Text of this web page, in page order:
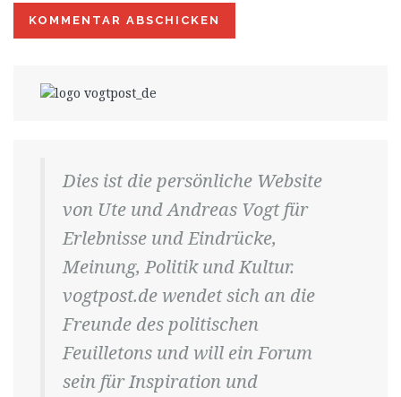
Dies ist die persönliche Website
von Ute und Andreas Vogt für
Erlebnisse und Eindrücke,
Meinung, Politik und Kultur.
vogtpost.de wendet sich an die
Freunde des politischen
Feuilletons und will ein Forum
sein für Inspiration und